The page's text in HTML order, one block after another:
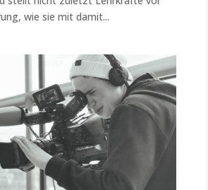
wie sie mit damit...